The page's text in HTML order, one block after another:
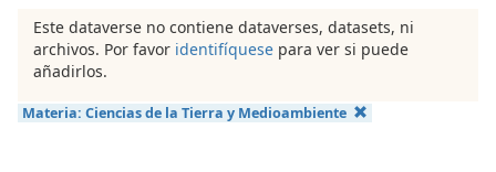
Este dataverse no contiene dataverses, datasets, ni
archivos. Por favor identifíquese para ver si puede
añadirlos.
Materia: Ciencias de la Tierra y Medioambiente